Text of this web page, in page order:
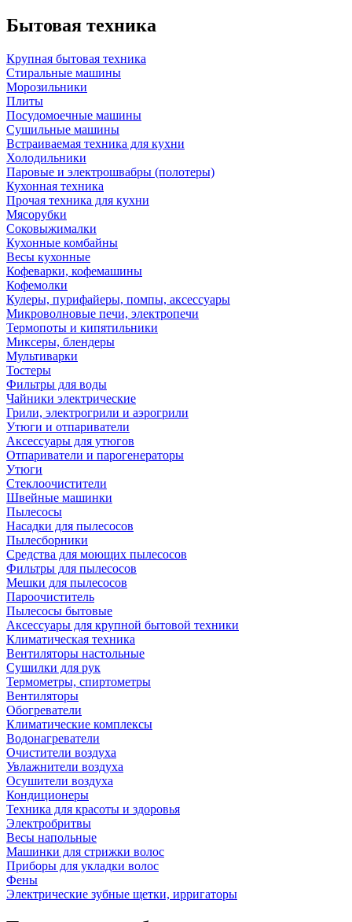
Бытовая техника
Крупная бытовая техника
Стиральные машины
Морозильники
Плиты
Посудомоечные машины
Сушильные машины
Встраиваемая техника для кухни
Холодильники
Паровые и электрошвабры (полотеры)
Кухонная техника
Прочая техника для кухни
Мясорубки
Соковыжималки
Кухонные комбайны
Весы кухонные
Кофеварки, кофемашины
Кофемолки
Кулеры, пурифайеры, помпы, аксессуары
Микроволновые печи, электропечи
Термопоты и кипятильники
Миксеры, блендеры
Мультиварки
Тостеры
Фильтры для воды
Чайники электрические
Грили, электрогрили и аэрогрили
Утюги и отпариватели
Аксессуары для утюгов
Отпариватели и парогенераторы
Утюги
Стеклоочистители
Швейные машинки
Пылесосы
Насадки для пылесосов
Пылесборники
Средства для моющих пылесосов
Фильтры для пылесосов
Мешки для пылесосов
Пароочиститель
Пылесосы бытовые
Аксессуары для крупной бытовой техники
Климатическая техника
Вентиляторы настольные
Сушилки для рук
Термометры, спиртометры
Вентиляторы
Обогреватели
Климатические комплексы
Водонагреватели
Очистители воздуха
Увлажнители воздуха
Осушители воздуха
Кондиционеры
Техника для красоты и здоровья
Электробритвы
Весы напольные
Машинки для стрижки волос
Приборы для укладки волос
Фены
Электрические зубные щетки, ирригаторы